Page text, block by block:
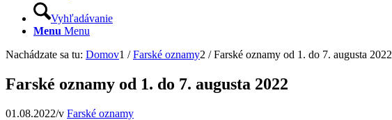
Vyhľadávanie
Menu Menu
Nachádzate sa tu: Domov1 / Farské oznamy2 / Farské oznamy od 1. do 7. augusta 2022
Farské oznamy od 1. do 7. augusta 2022
01.08.2022/v Farské oznamy